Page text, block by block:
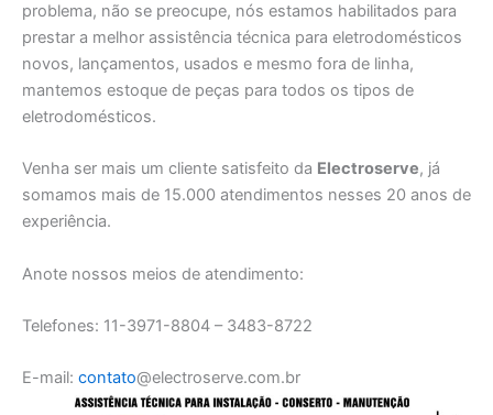
problema, não se preocupe, nós estamos habilitados para
prestar a melhor assistência técnica para eletrodomésticos
novos, lançamentos, usados e mesmo fora de linha,
mantemos estoque de peças para todos os tipos de
eletrodomésticos.
Venha ser mais um cliente satisfeito da Electroserve, já
somamos mais de 15.000 atendimentos nesses 20 anos de
experiência.
Anote nossos meios de atendimento:
Telefones: 11-3971-8804 – 3483-8722
E-mail: contato@electroserve.com.br